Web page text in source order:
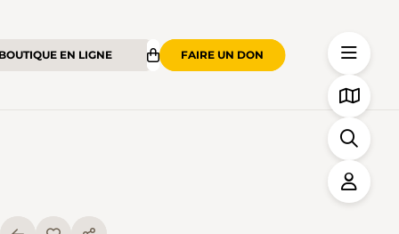
BOUTIQUE EN LIGNE FAIRE UN DON